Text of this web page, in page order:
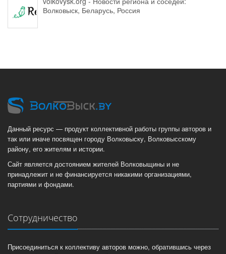
Волковыск, Беларусь, Россия
Данный ресурс — продукт коллективной работы группы авторов и
так или иначе посвящен городу Волковыску, Волковысскому
району, его жителям и истории.
Сайт является достоянием жителей Волковыщины и не
принадлежит и не финансируется никакими организациями,
партиями и фондами.
Сотрудничество
Присоединиться к коллективу авторов можно, обратившись через